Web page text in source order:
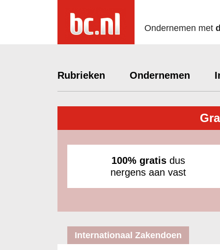
Ondernemen met
Rubrieken Ondernemen
100% gratis dus
nergens aan vast
Internationaal Zakendoen